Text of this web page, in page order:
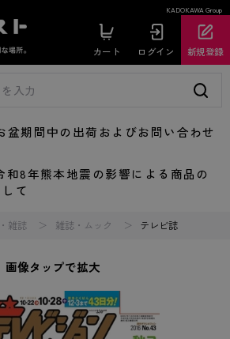
KADOKAWA Group
カート ログイン 新規登録
期間中の出荷およびお問い合わせ
8年熊本地震の影響による商品の
て
雑誌 雑誌・ムック テレビ誌
画像タップで拡大